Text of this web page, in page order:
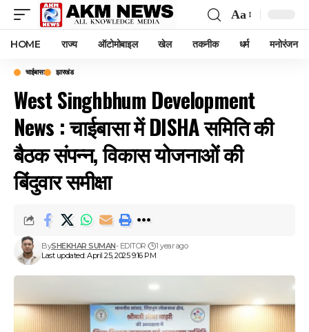
Font
Aa
HOME राज्य ऑटोमोबाइल खेल तकनीक धर्म मनोरंजन
चाईबासा झारखंड
West Singhbhum Development
News : चाईबासा में DISHA समिति की
बैठक संपन्न, विकास योजनाओं की
बिंदुवार समीक्षा
Last updated: April 25, 2025 9:16 PM
BySHEKHAR SUMAN- EDITOR 1 year ago